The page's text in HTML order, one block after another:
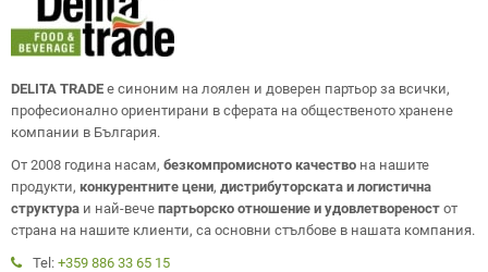
DELITA TRADE е синоним на лоялен и доверен партьор за всички,
професионално ориентирани в сферата на общественото хранене
компании в България.
От 2008 година насам, безкомпромисното качество на нашите
продукти, конкурентните цени, дистрибуторската и логистична
структура и най-вече партьорско отношение и удовлетвореност от
страна на нашите клиенти, са основни стълбове в нашата компания.
Tel: +359 886 33 65 15